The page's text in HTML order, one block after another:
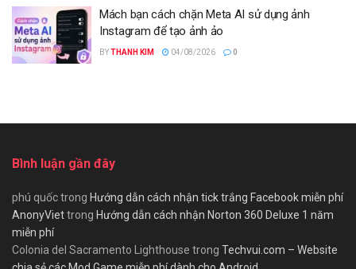
Mách bạn cách chặn Meta AI sử dụng ảnh
Instagram để tạo ảnh ảo
BYTHANH KIM 04/08/2026 0
Bình luận gần đây
phú quốctrong Hướng dẫn cách nhận tick trắng Facebook miễn phí
AnonyViettrong Hướng dẫn cách nhận Norton 360 Deluxe 1 năm
miễn phí
Colonia del Sacramento Lighthouse trong Techvui.com – Website